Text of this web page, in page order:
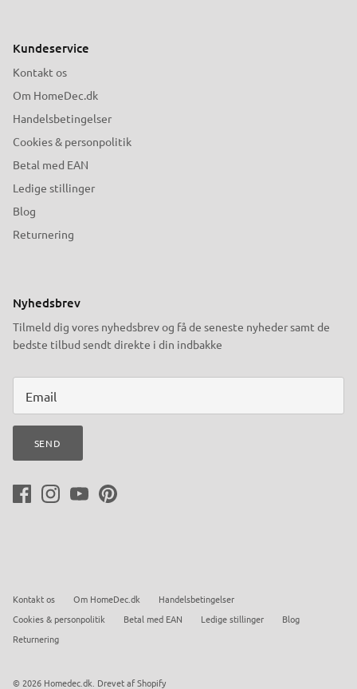
Kundeservice
Kontakt os
Om HomeDec.dk
Handelsbetingelser
Cookies & personpolitik
Betal med EAN
Ledige stillinger
Blog
Returnering
Nyhedsbrev
Tilmeld dig vores nyhedsbrev og få de seneste nyheder samt de
bedste tilbud sendt direkte i din indbakke
SEND
Kontakt os Om HomeDec.dk
Handelsbetingelser
Cookies & personpolitik
Betal med EAN Ledige stillinger
Blog
Returnering
© 2026 Homedec.dk Drevet af Shopify